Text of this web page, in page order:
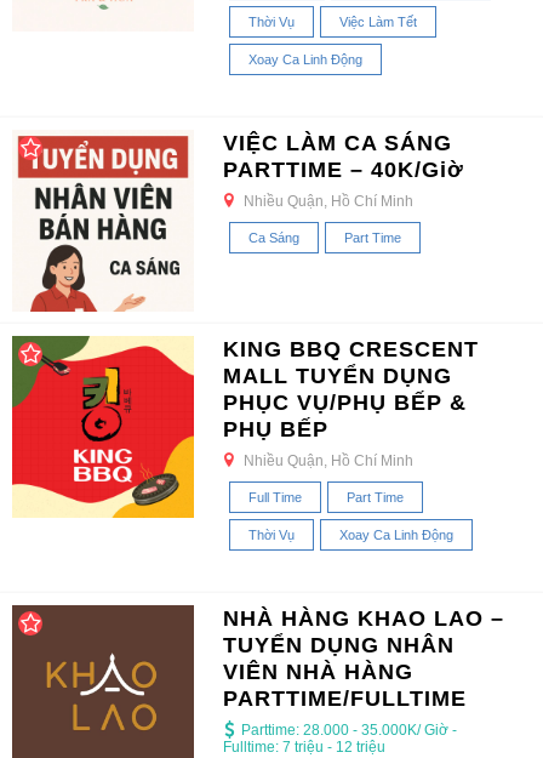
Thời Vụ Việc Làm Tết
Xoay Ca Linh Động
VIỆC LÀM CA SÁNG
PARTTIME – 40K/Giờ
Nhiều Quận, Hồ Chí Minh
Ca Sáng Part Time
KING BBQ CRESCENT
MALL TUYỂN DỤNG
PHỤC VỤ/PHỤ BẾP &
PHỤ BẾP
Nhiều Quận, Hồ Chí Minh
Full Time Part Time
Thời Vụ Xoay Ca Linh Động
NHÀ HÀNG KHAO LAO –
TUYỂN DỤNG NHÂN
VIÊN NHÀ HÀNG
PARTTIME/FULLTIME
Parttime: 28.000 - 35.000K/ Giờ -
Fulltime: 7 triệu - 12 triệu